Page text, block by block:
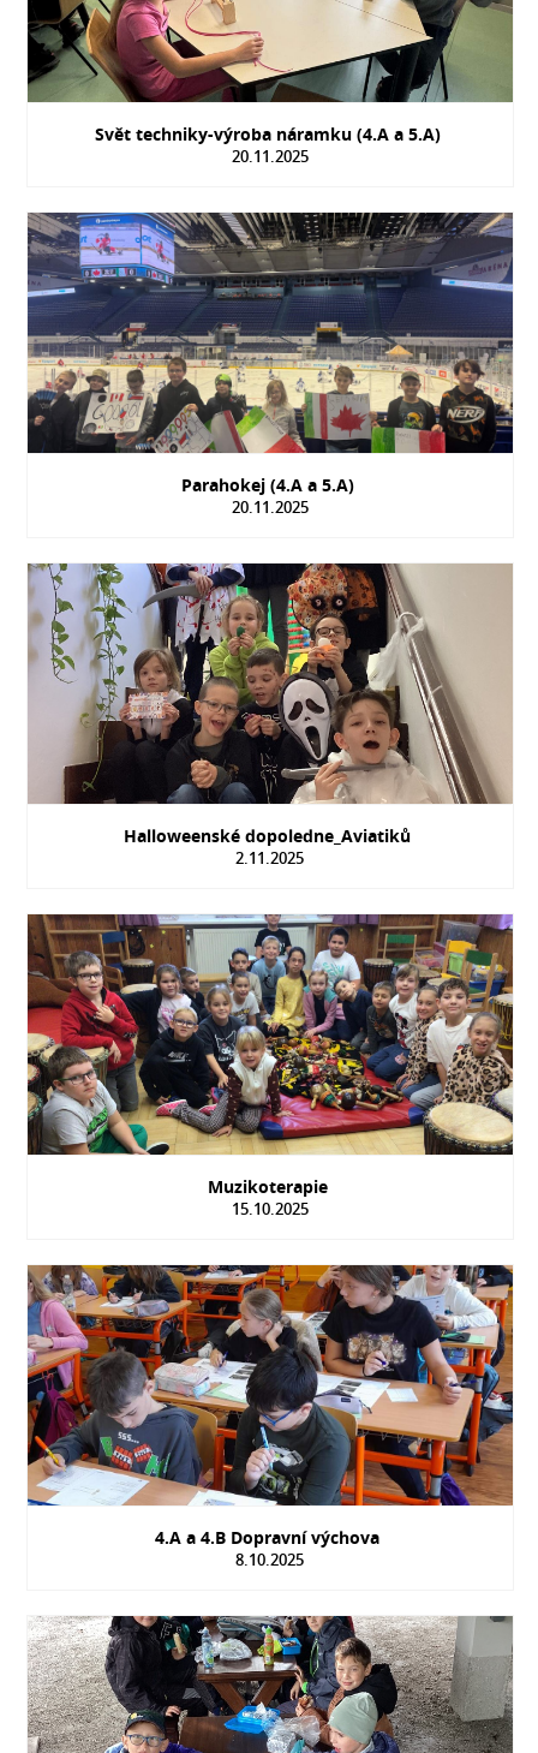
Svět techniky-výroba náramku (4.A a 5.A)
20.11.2025
Parahokej (4.A a 5.A)
20.11.2025
Halloweenské dopoledne_Aviatiků
2.11.2025
Muzikoterapie
15.10.2025
4.A a 4.B Dopravní výchova
8.10.2025